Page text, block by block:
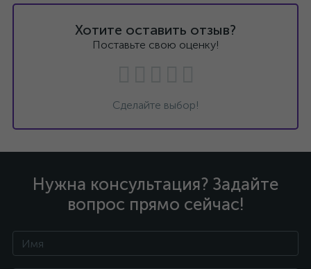
Хотите оставить отзыв?
Поставьте свою оценку!
Сделайте выбор!
Нужна консультация? Задайте
вопрос прямо сейчас!